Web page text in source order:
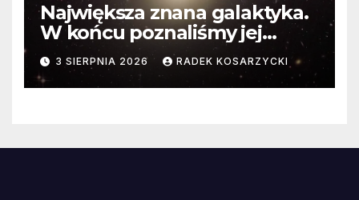
Największa znana galaktyka.
W końcu poznaliśmy jej
faktyczne wymiary
3 SIERPNIA 2026 RADEK KOSARZYCKI